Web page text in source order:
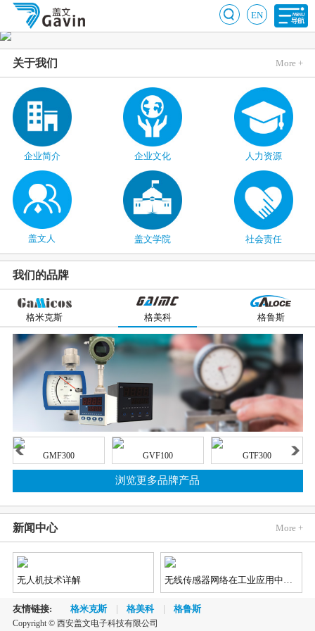
EN
关于我们 More +
企业简介 企业文化 人力资源
盖文人 盖文学院 社会责任
我们的品牌
格米克斯 格美科 格鲁斯
GMF300 GVF100 GTF300
浏览更多品牌产品
新闻中心 More +
无人机技术详解 无线传感器网络在工业应用中的发展趋势
2018《蓝牙市场最新资讯》
友情链接: 格米克斯 格美科 格鲁斯
Copyright © 西安盖文电子科技有限公司